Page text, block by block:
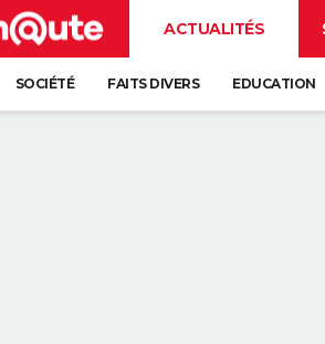
ACTUALITÉS
SOCIÉTÉ FAITS DIVERS EDUCATION